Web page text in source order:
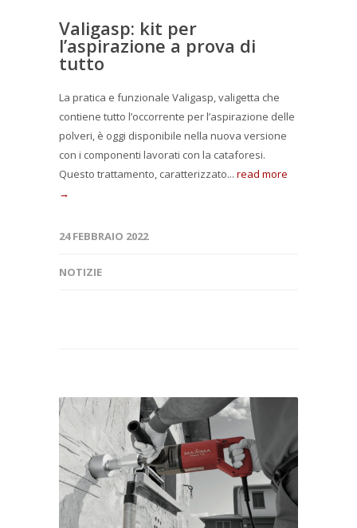
Valigasp: kit per
l’aspirazione a prova di
tutto
La pratica e funzionale Valigasp, valigetta che
contiene tutto l’occorrente per l’aspirazione delle
polveri, è oggi disponibile nella nuova versione
con i componenti lavorati con la cataforesi.
Questo trattamento, caratterizzato... read more
→
24 FEBBRAIO 2022
NOTIZIE